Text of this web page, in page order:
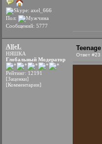
Пол:
Сообщений: 5777
A][eL
НЯШКА
Глобальный Модератор
Рейтинг: 12191
[Заценки]
[Комментарии]
Ответ #23